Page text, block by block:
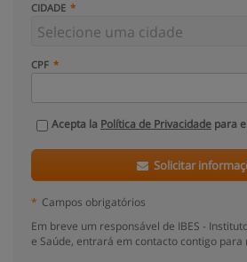
CIDADE
CPF
Acepta la Política de Privacidade para
Solicitar
* Campos obrigatórios
Em breve um responsável de IBES -
e Saúde, entrará em contacto contigo para